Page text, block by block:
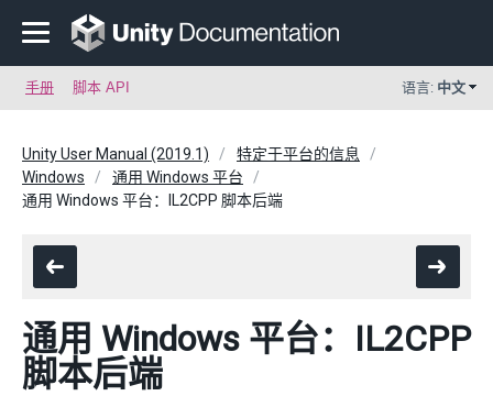
手册 脚本 API 语言: 中文
Unity User Manual (2019.1)
特定于平台的信息
Windows
通用 Windows 平台
通用 Windows 平台：IL2CPP 脚本后端
通用 Windows 平台：IL2CPP
脚本后端